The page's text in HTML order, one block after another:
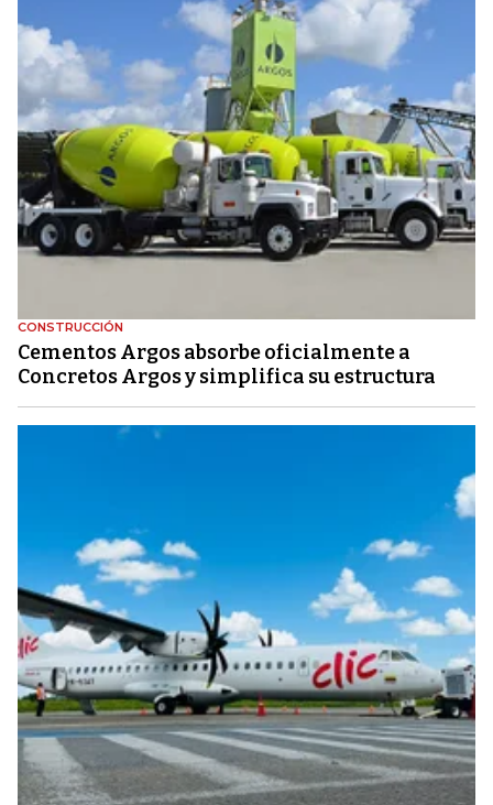
CONSTRUCCIÓN
Cementos Argos absorbe oficialmente a
Concretos Argos y simplifica su estructura